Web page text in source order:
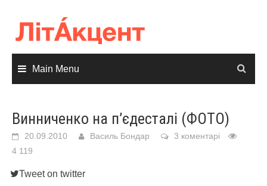
content
Main Menu
Винниченко на п’єдесталі (ФОТО)
20.09.2010 Василь Бондар
3 коментарі
4 119
Tweet on twitter